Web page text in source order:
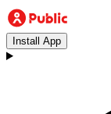
Install App